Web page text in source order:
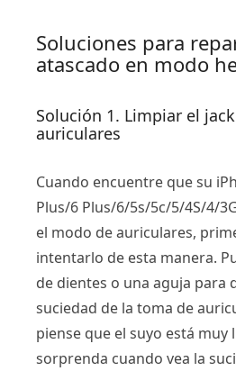
Soluciones para
atascado en modo
Solución 1. Limpiar el
auriculares
Cuando encuentre que su
Plus/6 Plus/6/5s/5c/5/4S/4/
el modo de auriculares,
intentarlo de esta manera.
de dientes o una aguja para
suciedad de la toma de
piense que el suyo está muy
sorprenda cuando vea la